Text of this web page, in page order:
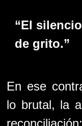
“El
de grito.”
En ese
lo brutal, la